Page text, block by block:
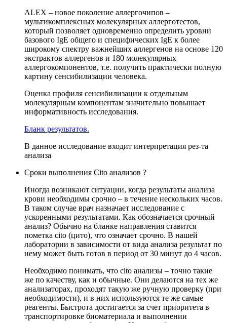
ALEX – новое поколение аллергочипов –
мультикомплексных молекулярных аллерготестов,
который позволяет одновременно определить уровни
базового IgE общего и специфических IgE к более
широкому спектру важнейших аллергенов на основе 120
экстрактов аллергенов и 180 молекулярных
аллергокомпонентов, т.е. получить практически полную
картину сенсибилизации человека.
Оценка профиля сенсибилизации к отдельным
молекулярным компонентам значительно повышает
информативность исследования.
Бланк результатов.
В данное исследование входит интерпретация рез-та
анализа
Сроки выполнения Cito анализов ?
Иногда возникают ситуации, когда результаты анализа
крови необходимы срочно – в течение нескольких часов.
В таком случае врач назначает исследование с
ускоренными результатами. Как обозначается срочный
анализ? Обычно на бланке направления ставится
пометка cito (цито), что означает срочно. В нашей
лаборатории в зависимости от вида анализа результат по
нему может быть готов в период от 30 минут до 4 часов.
Необходимо понимать, что cito анализы – точно такие
же по качеству, как и обычные. Они делаются на тех же
анализаторах, проходят такую же ручную проверку (при
необходимости), и в них используются те же самые
реагенты. Быстрота достигается за счет приоритета в
транспортировке биоматериала и выполнении